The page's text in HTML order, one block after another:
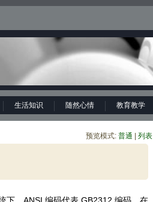
生活知识 随然心情 教育教学
预览模式: 普通 列表